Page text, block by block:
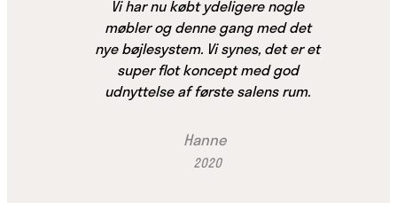
Vi har nu købt ydeligere nogle
møbler og denne gang med det
nye bøjlesystem. Vi synes, det er et
super flot koncept med god
udnyttelse af første salens rum.
Hanne
2020